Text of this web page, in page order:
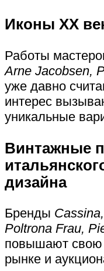
Иконы XX
Работы
Arne Jacobsen,
уже давно
интерес
уникальные
Винтажные
дизайна
Бренды
Poltrona Frau,
повышают свою
рынке и